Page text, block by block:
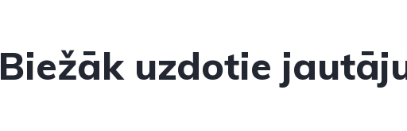
Biežāk uzdotie